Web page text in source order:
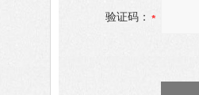
验证码：